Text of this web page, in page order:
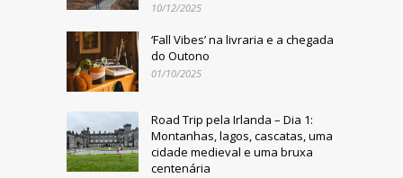
10/12/2025
‘Fall Vibes’ na livraria e a chegada
do Outono
01/10/2025
Road Trip pela Irlanda – Dia 1:
Montanhas, lagos, cascatas, uma
cidade medieval e uma bruxa
centenária